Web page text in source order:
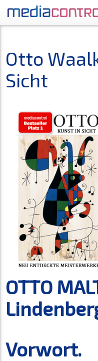
Otto
Sicht
OTTO
Vorwort.